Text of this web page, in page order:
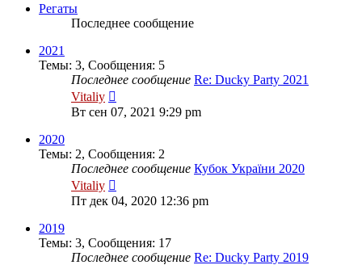
Регаты
Последнее сообщение
2021
Темы: 3, Сообщения: 5
Последнее сообщение Re: Ducky Party 2021
Vitaliy
к
последнему
Вт сен 07, 2021 9:29 pm
2020
Темы: 2, Сообщения: 2
Последнее сообщение Кубок України 2020
Vitaliy
к
последнему
Пт дек 04, 2020 12:36 pm
2019
Темы: 3, Сообщения: 17
Последнее сообщение Re: Ducky Party 2019